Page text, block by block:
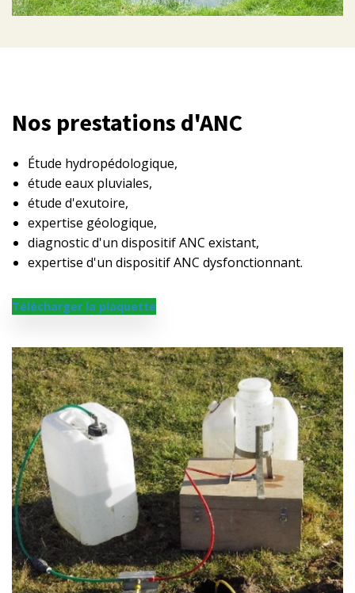
Nos prestations d'ANC
Étude hydropédologique,
étude eaux pluviales,
étude d'exutoire,
expertise géologique,
diagnostic d'un dispositif ANC existant,
expertise d'un dispositif ANC dysfonctionnant.
Télécharger la plaquette